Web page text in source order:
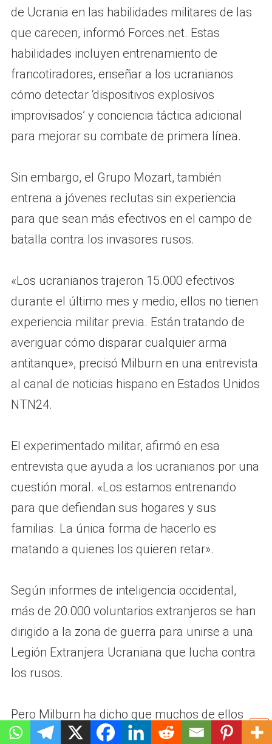
de Ucrania en las habilidades militares de las
que carecen, informó Forces.net. Estas
habilidades incluyen entrenamiento de
francotiradores, enseñar a los ucranianos
cómo detectar ‘dispositivos explosivos
improvisados’ y conciencia táctica adicional
para mejorar su combate de primera línea.
Sin embargo, el Grupo Mozart, también
entrena a jóvenes reclutas sin experiencia
para que sean más efectivos en el campo de
batalla contra los invasores rusos.
«Los ucranianos trajeron 15.000 efectivos
durante el último mes y medio, ellos no tienen
experiencia militar previa. Están tratando de
averiguar cómo disparar cualquier arma
antitanque», precisó Milburn en una entrevista
al canal de noticias hispano en Estados Unidos
NTN24.
El experimentado militar, afirmó en esa
entrevista que ayuda a los ucranianos por una
cuestión moral. «Los estamos entrenando
para que defiendan sus hogares y sus
familias. La única forma de hacerlo es
matando a quienes los quieren retar».
Según informes de inteligencia occidental,
más de 20.000 voluntarios extranjeros se han
dirigido a la zona de guerra para unirse a una
Legión Extranjera Ucraniana que lucha contra
los rusos.
Pero Milburn ha dicho que muchos de ellos
habían mentido sobre sus antecedentes